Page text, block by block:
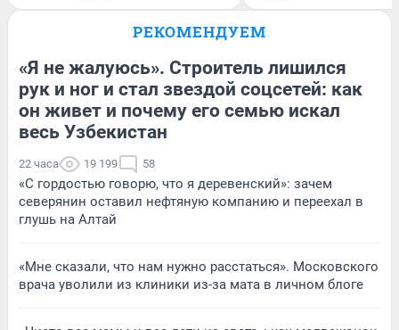
РЕКОМЕНДУЕМ
«Я не жалуюсь». Строитель лишился
рук и ног и стал звездой соцсетей: как
он живет и почему его семью искал
весь Узбекистан
22 часа 19 199 58
«С гордостью говорю, что я деревенский»: зачем
северянин оставил нефтяную компанию и переехал в
глушь на Алтай
«Мне сказали, что нам нужно расстаться». Московского
врача уволили из клиники из-за мата в личном блоге